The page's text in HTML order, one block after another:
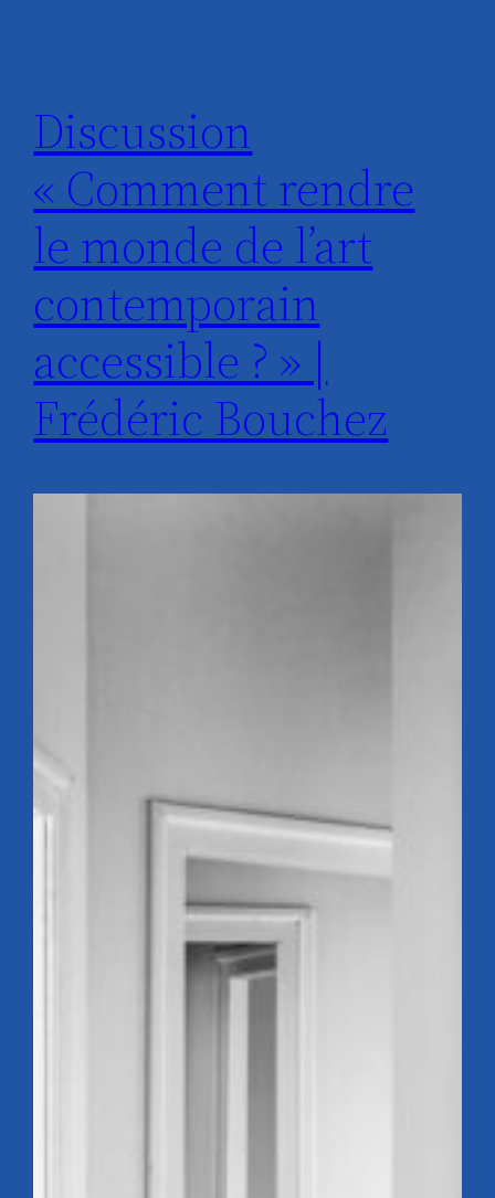
Discussion
« Comment rendre
le monde de l’art
contemporain
accessible ? » |
Frédéric Bouchez